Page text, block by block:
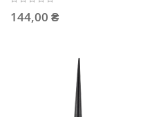
144,00 ₴